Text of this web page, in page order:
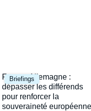
Briefings
Image
principale
France-Allemagne :
dépasser les différends
pour renforcer la
souveraineté européenne